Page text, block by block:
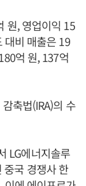
원, 영업이익 15
대비 매출은 19
억 원, 137억
축법(IRA)의 수
LG에너지솔루
중국 경쟁사 한